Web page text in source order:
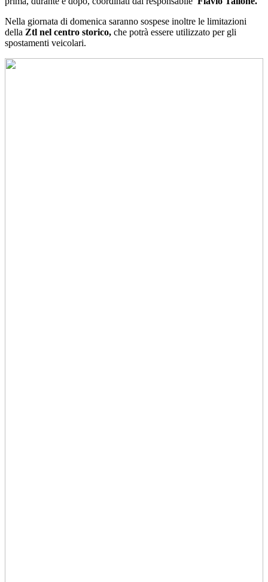
Nella giornata di domenica saranno sospese inoltre le limitazioni
della Ztl nel centro storico, che potrà essere utilizzato per gli
spostamenti veicolari.